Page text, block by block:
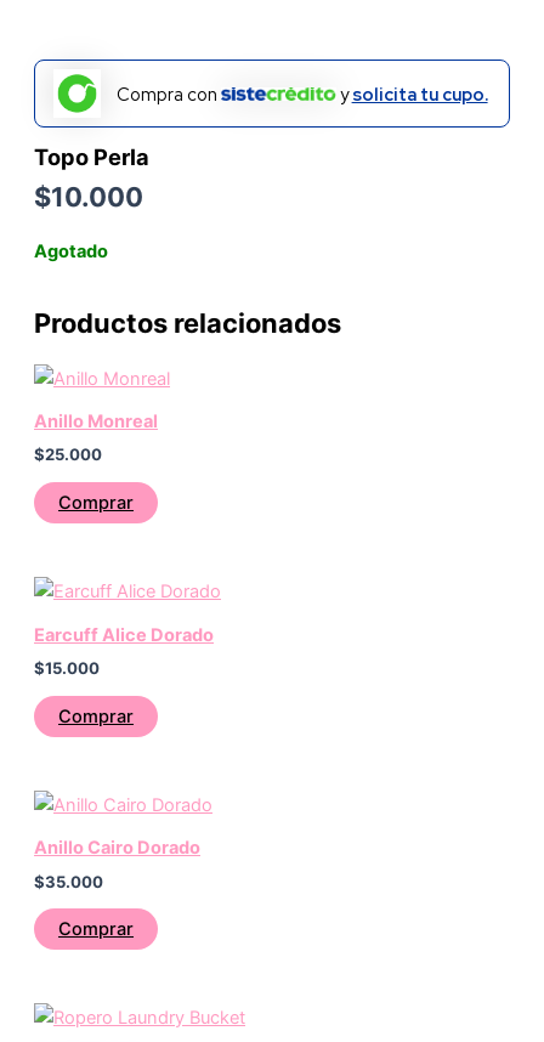
Compra con ysolicita tu cupo.
Topo Perla
$10.000
Agotado
Productos relacionados
Anillo Monreal
$25.000
Comprar
Earcuff Alice Dorado
$15.000
Comprar
Anillo Cairo Dorado
$35.000
Comprar